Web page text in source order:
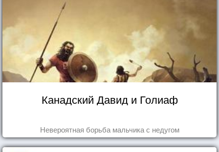
Канадский Давид и Голиаф
Невероятная борьба мальчика с недугом